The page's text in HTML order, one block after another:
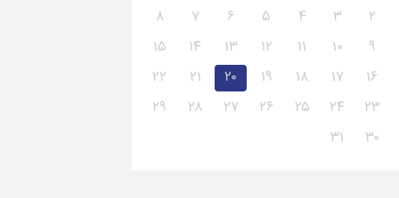
۲
۳ ۴ ۵ ۶ ۷
۸
۹
۱۰ ۱۱ ۱۲ ۱۳ ۱۴
۱۵
۱۶
۱۷ ۱۸ ۱۹ ۲۰ ۲۱
۲۲
۲۳
۲۴ ۲۵ ۲۶ ۲۷ ۲۸
۲۹
۳۰
۳۱